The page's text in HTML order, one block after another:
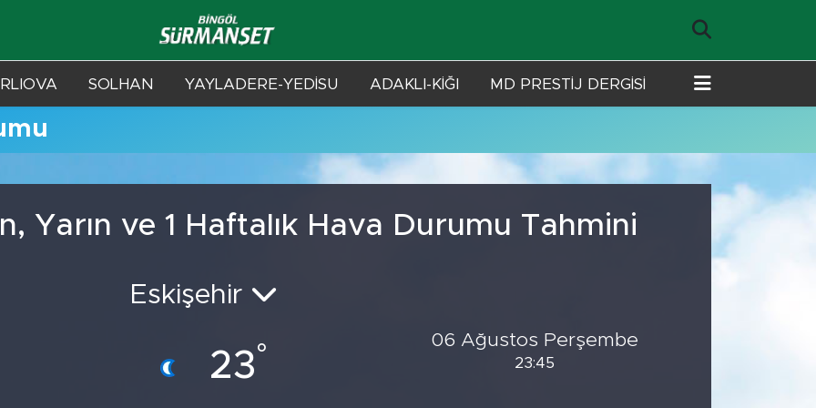
SOLHAN YAYLADERE-YEDİSU ADAKLI-KİĞI MD PRESTİJ DERGİSİ
Yarın ve 1 Haftalık Hava Durumu Tahmini
Eskişehir
23°
06 Ağustos Perşembe
23:45